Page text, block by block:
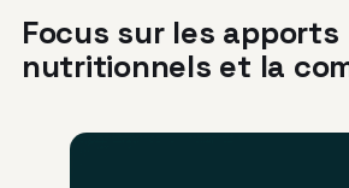
Focus sur les apports
nutritionnels et la